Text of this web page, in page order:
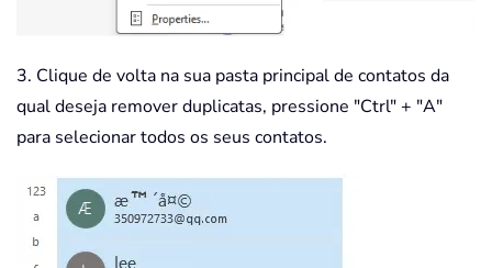
3. Clique de volta na sua pasta principal de contatos da
qual deseja remover duplicatas, pressione "Ctrl" + "A"
para selecionar todos os seus contatos.